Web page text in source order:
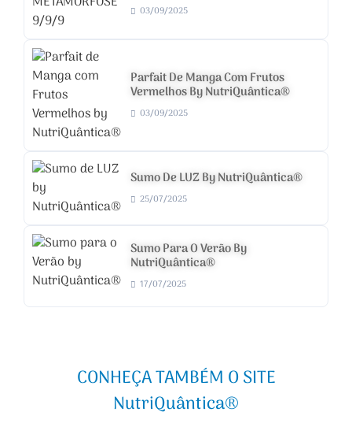
03/09/2025
Parfait De Manga Com Frutos
Vermelhos By NutriQuântica®
03/09/2025
Sumo De LUZ By NutriQuântica®
25/07/2025
Sumo Para O Verão By
NutriQuântica®
17/07/2025
CONHEÇA TAMBÉM O SITE
NutriQuântica®